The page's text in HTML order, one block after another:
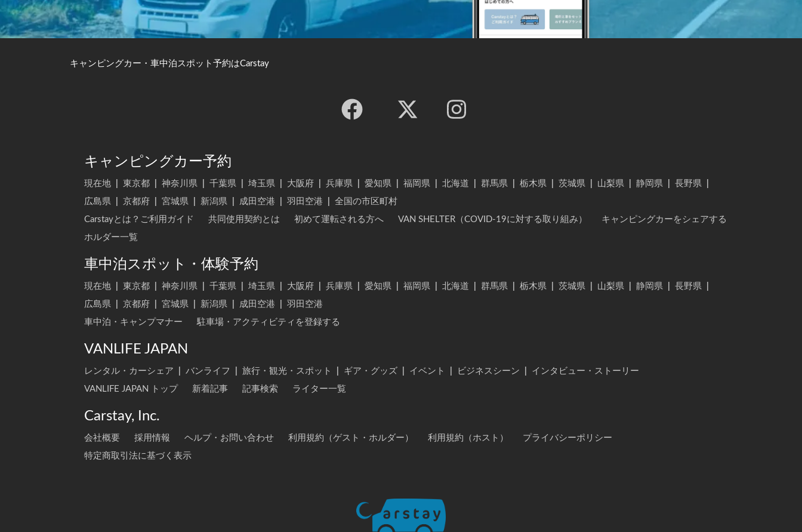
キャンピングカー・車中泊スポット予約はCarstay
キャンピングカー予約
現在地 東京都 神奈川県 千葉県 埼玉県 大阪府 兵庫県 愛知県 福岡県 北海道 群馬県 栃木県 茨城県 山梨県 静岡県 長野県
広島県
京都府 宮城県 新潟県 成田空港 羽田空港
全国の市区町村
Carstayとは？ご利用ガイド
共同使用契約とは 初めて運転される方へ VAN SHELTER（COVID-19に対する取り組み）
キャンピングカーをシェアする
ホルダー一覧
車中泊スポット・体験予約
現在地 東京都 神奈川県 千葉県 埼玉県 大阪府 兵庫県 愛知県 福岡県 北海道 群馬県 栃木県 茨城県 山梨県 静岡県 長野県
広島県
京都府 宮城県 新潟県 成田空港
羽田空港
車中泊・キャンプマナー
駐車場・アクティビティを登録する
VANLIFE JAPAN
レンタル・カーシェア バンライフ 旅行・観光・スポット ギア・グッズ イベント ビジネスシーン
インタビュー・ストーリー
VANLIFE JAPAN トップ
新着記事 記事検索 ライター一覧
Carstay, Inc.
会社概要 採用情報 ヘルプ・お問い合わせ 利用規約（ゲスト・ホルダー） 利用規約（ホスト）
プライバシーポリシー
特定商取引法に基づく表示